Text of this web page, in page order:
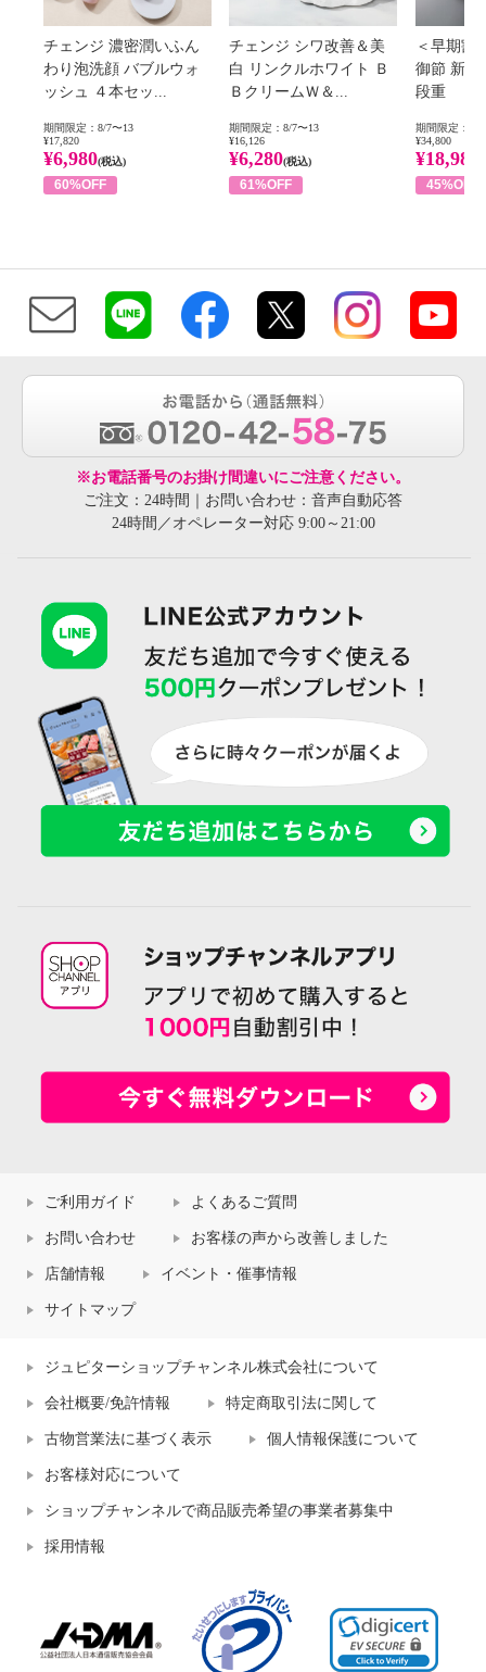
チェンジ 濃密潤いふん
わり泡洗顔 バブルウォ
ッシュ ４本セッ...
期間限定：8/7〜13
¥17,820
¥6,980(税込)
60%OFF
チェンジ シワ改善＆美
白 リンクルホワイト Ｂ
ＢクリームＷ＆...
期間限定：8/7〜13
¥16,126
¥6,280(税込)
61%OFF
＜早期割
御節 新春
段重
期間限定：8/1
¥34,800
¥18,980
45%OFF
※お電話番号のお掛け間違いにご注意ください。
ご注文：24時間｜お問い合わせ：音声自動応答
24時間／オペレーター対応 9:00～21:00
ご利用ガイド よくあるご質問
お問い合わせ お客様の声から改善しました
店舗情報 イベント・催事情報
サイトマップ
ジュピターショップチャンネル株式会社について
会社概要/免許情報 特定商取引法に関して
古物営業法に基づく表示 個人情報保護について
お客様対応について
ショップチャンネルで商品販売希望の事業者募集中
採用情報